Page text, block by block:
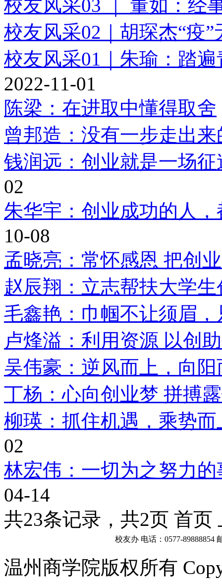
校友风采03 ｜ 董如：经
校友风采02｜胡琛杰“疫
校友风采01｜朱瑜：踏
2022-11-01
陈梁：在进取中懂得取舍
曾邦造：没有一步走出
钱润远：创业就是一场
02
朱华宇：创业成功的人
10-08
孟晓亮：常怀感恩 把创
赵辰翔：立志帮扶大学生
毛鑫艳：巾帼不让须眉
卢烽溢：利用资源 以创
吴伟豪：逆风而上，向阳
丁杨：心向创业梦 拼搏
柳瑛：抓住机遇，乘势
02
林宏伟：一切为之努力
04-14
共23条记录，共2页 首
校友办 电话：0577-89888854
温州商学院版权所有